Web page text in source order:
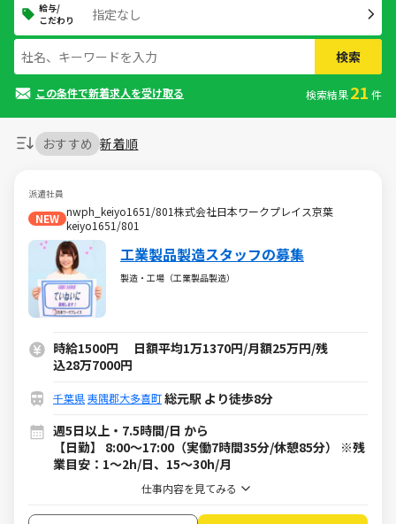
おすすめ 新着順
派遣社員
NEW nwph_keiyo1651/801株式会社日本ワークプレイス京葉
keiyo1651/801
工業製品製造スタッフの募集
製造・工場（工業製品製造）
時給1500円 日額平均1万1370円/月額25万円/残
込28万7000円
千葉県夷隅郡大多喜町総元駅 より徒歩8分
週5日以上・7.5時間/日 から
【日勤】 8:00～17:00（実働7時間35分/休憩85分） ※残
業目安：1～2h/日、15～30h/月
仕事内容を見てみる
給与/
こだわり
指定なし
検索
この条件で新着求人を受け取る 検索結果21 件